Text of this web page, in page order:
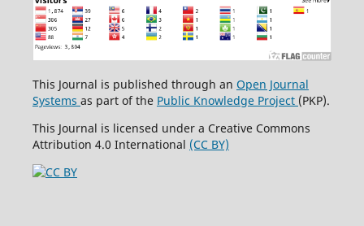
This Journal is published through an Open Journal
Systems as part of the Public Knowledge Project (PKP).
This Journal is licensed under a Creative Commons
Attribution 4.0 International (CC BY)